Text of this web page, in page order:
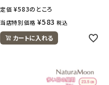
定価 ¥583のところ
当店特別価格 ¥583 税込
カートに入れる